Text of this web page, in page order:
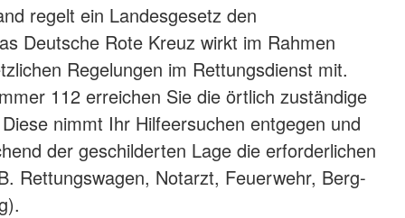
regelt ein Landesgesetz den
Deutsche Rote Kreuz wirkt im Rahmen
Regelungen im Rettungsdienst mit.
112 erreichen Sie die örtlich zuständige
nimmt Ihr Hilfeersuchen entgegen und
der geschilderten Lage die erforderlichen
Rettungswagen, Notarzt, Feuerwehr, Berg-